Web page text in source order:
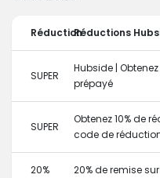
RéductionRéductions
SUPER
Hubside |
prépayé
SUPER
Obtenez 10% de
code de
20% 20% de remise